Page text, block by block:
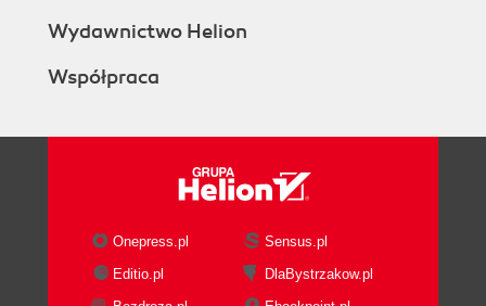
Wydawnictwo Helion
Współpraca
Onepress.pl
Sensus.pl
Editio.pl
DlaBystrzakow.pl